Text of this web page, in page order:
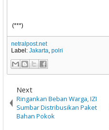
(***)
netralpost.net
Label:Jakarta,polri
Next
Ringankan Beban Warga, IZI
Sumbar Distribusikan Paket
Bahan Pokok